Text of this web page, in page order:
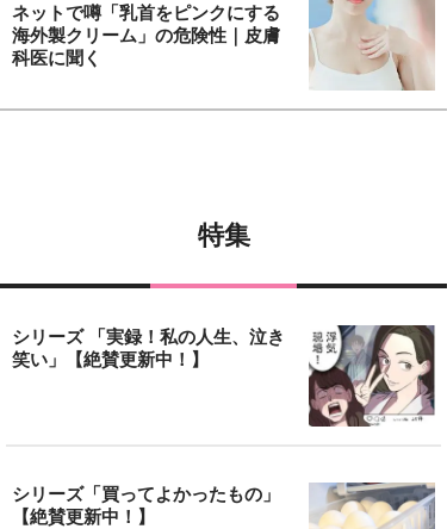
ネットで噂「乳首をピンクにする
海外製クリーム」の危険性｜皮膚
科医に聞く
特集
シリーズ 「実録！私の人生、泣き
笑い」【絶賛更新中！】
シリーズ「買ってよかったもの」
【絶賛更新中！】